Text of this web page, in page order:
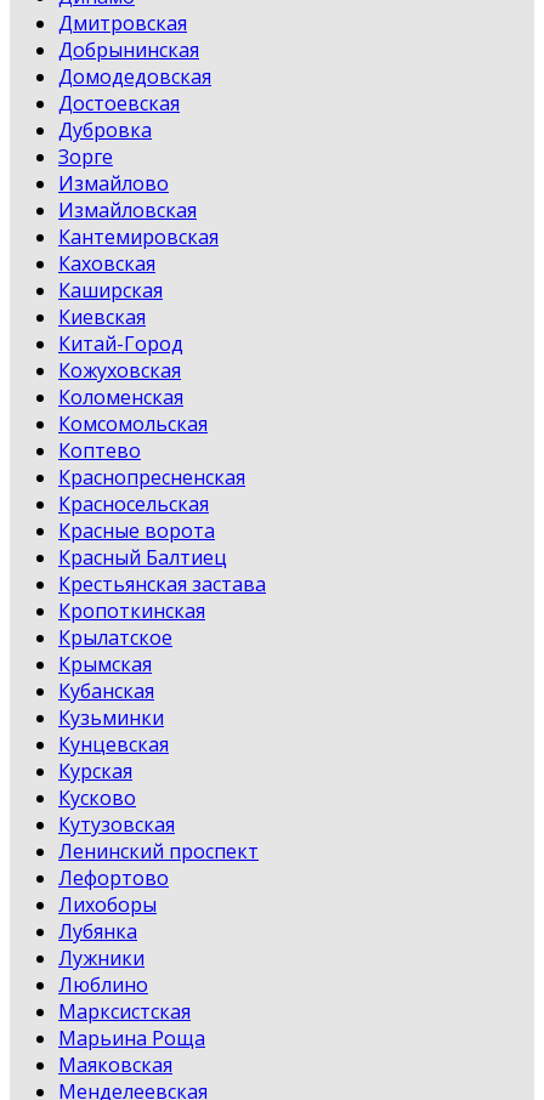
Дмитровская
Добрынинская
Домодедовская
Достоевская
Дубровка
Зорге
Измайлово
Измайловская
Кантемировская
Каховская
Каширская
Киевская
Китай-Город
Кожуховская
Коломенская
Комсомольская
Коптево
Краснопресненская
Красносельская
Красные ворота
Красный Балтиец
Крестьянская застава
Кропоткинская
Крылатское
Крымская
Кубанская
Кузьминки
Кунцевская
Курская
Кусково
Кутузовская
Ленинский проспект
Лефортово
Лихоборы
Лубянка
Лужники
Люблино
Марксистская
Марьина Роща
Маяковская
Менделеевская